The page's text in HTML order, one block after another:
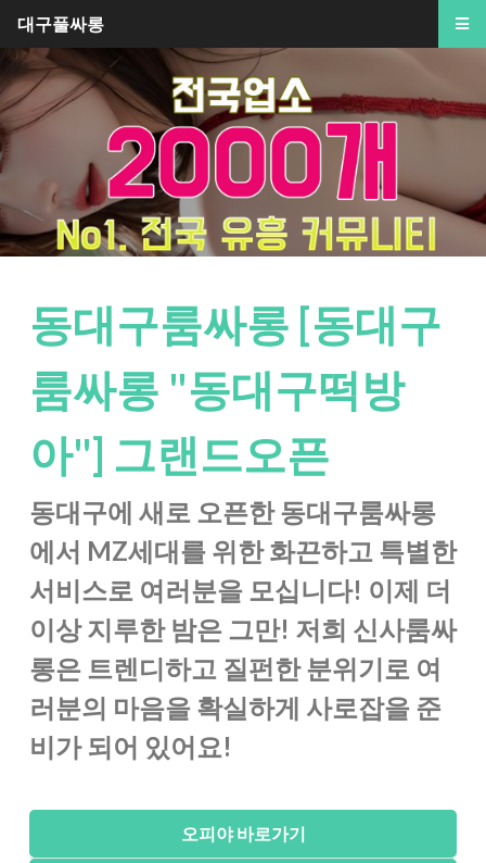
동대구룸싸롱 [동대구
룸싸롱 "동대구떡방
아"] 그랜드오픈
동대구에 새로 오픈한 동대구룸싸롱
에서 MZ세대를 위한 화끈하고 특별한
서비스로 여러분을 모십니다! 이제 더
이상 지루한 밤은 그만! 저희 신사룸싸
롱은 트렌디하고 질펀한 분위기로 여
러분의 마음을 확실하게 사로잡을 준
비가 되어 있어요!
대구풀싸롱